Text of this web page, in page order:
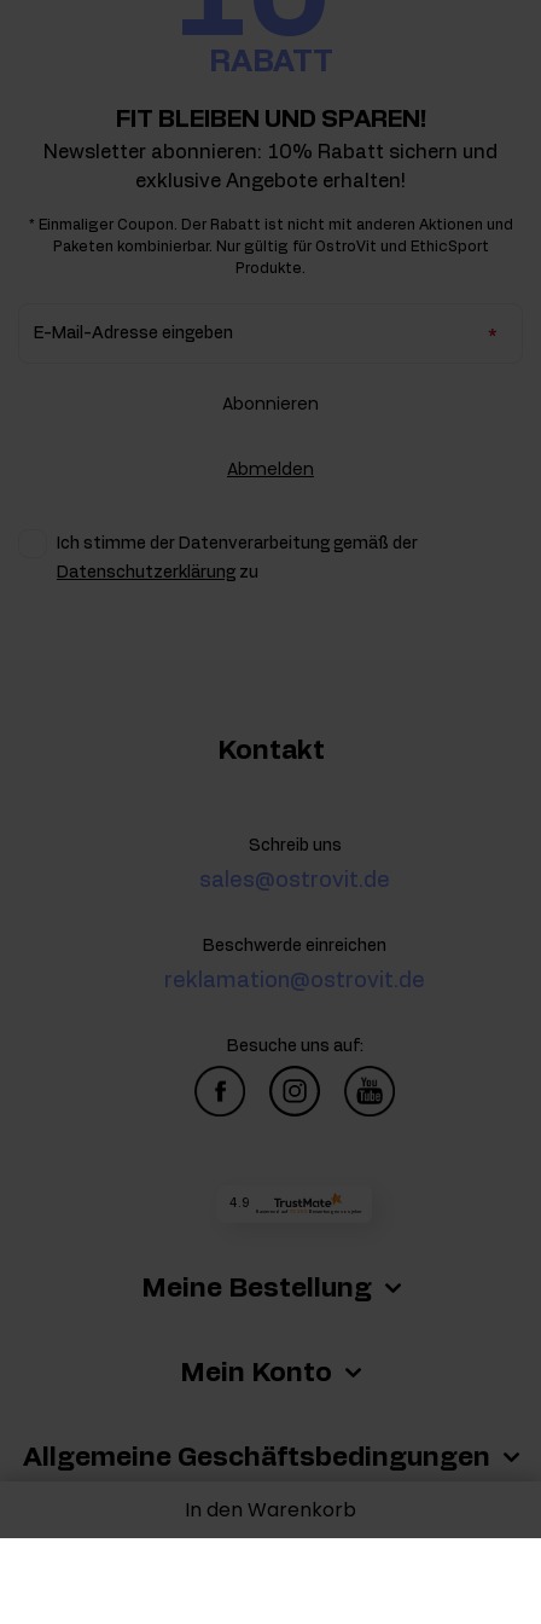
In den Warenkorb
RABATT
FIT BLEIBEN UND SPAREN!
Newsletter abonnieren: 10% Rabatt sichern und
exklusive Angebote erhalten!
* Einmaliger Coupon. Der Rabatt ist nicht mit anderen Aktionen und
Paketen kombinierbar. Nur gültig für OstroVit und EthicSport
Produkte.
E-Mail-Adresse eingeben
Abonnieren
Abmelden
Ich stimme der Datenverarbeitung gemäß der
Datenschutzerklärung zu
Meine Bestellung
Mein Konto
Allgemeine Geschäftsbedingungen
Kontakt
Schreib uns
sales@ostrovit.de
Beschwerde einreichen
reklamation@ostrovit.de
Besuche uns auf:
4.9
Basierend auf 73 255 Bewertungenvon jeher